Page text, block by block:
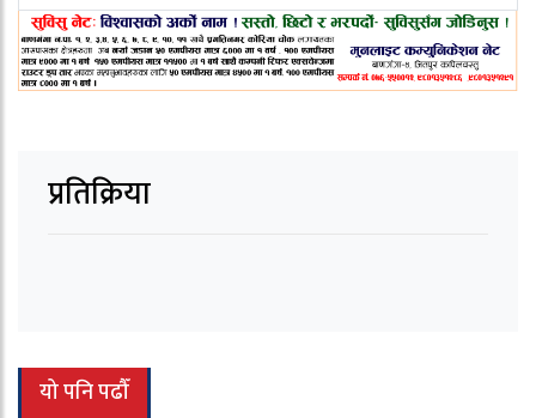
प्रतिक्रिया
यो पनि पढौँ